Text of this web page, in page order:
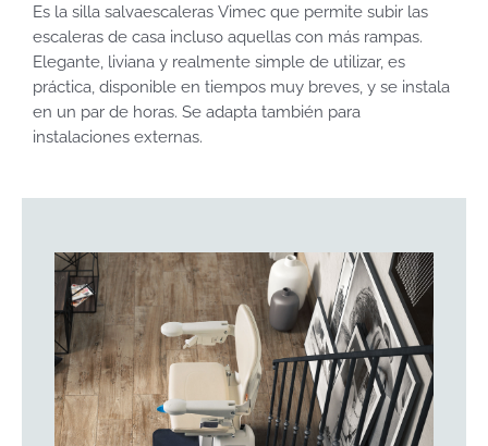
Es la silla salvaescaleras Vimec que permite subir las
escaleras de casa incluso aquellas con más rampas.
Elegante, liviana y realmente simple de utilizar, es
práctica, disponible en tiempos muy breves, y se instala
en un par de horas. Se adapta también para
instalaciones externas.